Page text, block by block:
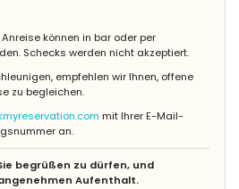
können in bar oder per
Schecks werden nicht akzeptiert.
empfehlen wir Ihnen, offene
zu begleichen.
mit Ihrer E-Mail-
an.
begrüßen zu dürfen, und
Aufenthalt.